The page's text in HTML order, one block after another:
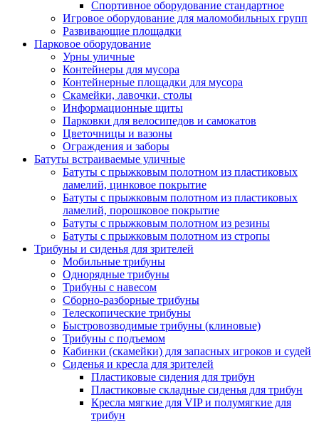
Спортивное оборудование стандартное
Игровое оборудование для маломобильных групп
Развивающие площадки
Парковое оборудование
Урны уличные
Контейнеры для мусора
Контейнерные площадки для мусора
Скамейки, лавочки, столы
Информационные щиты
Парковки для велосипедов и самокатов
Цветочницы и вазоны
Ограждения и заборы
Батуты встраиваемые уличные
Батуты с прыжковым полотном из пластиковых
ламелий, цинковое покрытие
Батуты с прыжковым полотном из пластиковых
ламелий, порошковое покрытие
Батуты с прыжковым полотном из резины
Батуты с прыжковым полотном из стропы
Трибуны и сиденья для зрителей
Мобильные трибуны
Однорядные трибуны
Трибуны с навесом
Сборно-разборные трибуны
Телескопические трибуны
Быстровозводимые трибуны (клиновые)
Трибуны с подъемом
Кабинки (скамейки) для запасных игроков и судей
Сиденья и кресла для зрителей
Пластиковые сидения для трибун
Пластиковые складные сиденья для трибун
Кресла мягкие для VIP и полумягкие для
трибун